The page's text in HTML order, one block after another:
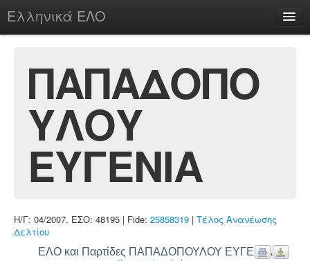
Ελληνικά ΕΛΟ
chesstu.be @ discord
ΠΑΠΑΔΟΠΟ
ΥΛΟΥ
ΕΥΓΕΝΙΑ
Η/Γ: 04/2007, ΕΣΟ: 48195 | Fide: 25858319 | Τέλος Ανανέωσης
Δελτίου
ΕΛΟ και Παρτίδες ΠΑΠΑΔΟΠΟΥΛΟΥ ΕΥΓΕΝΙΑ